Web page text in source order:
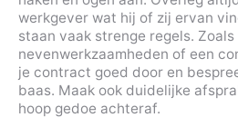
werkgever wat hij of zij ervan
staan vaak strenge regels.
nevenwerkzaamheden of een
je contract goed door en
baas. Maak ook duidelijke
hoop gedoe achteraf.